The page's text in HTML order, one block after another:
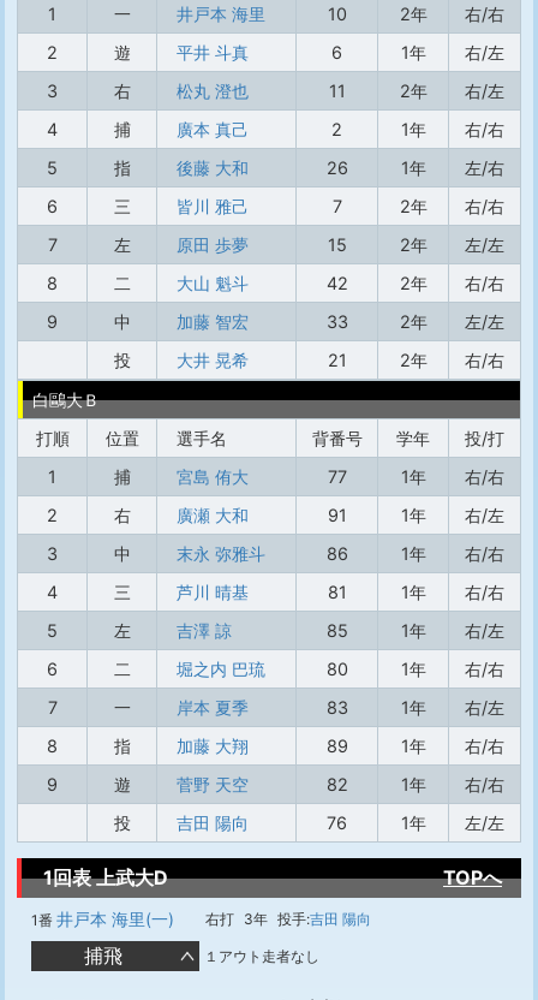
1
一 井戸本 海里 10 2年
右/右
2
遊 平井 斗真 6 1年
右/左
3
右 松丸 澄也 11 2年
右/左
4
捕 廣本 真己 2 1年
右/右
5
指 後藤 大和 26 1年
左/右
6
三 皆川 雅己 7 2年
右/右
7
左 原田 歩夢 15 2年
左/左
8
二 大山 魁斗 42 2年
右/右
9
中 加藤 智宏 33 2年
左/左
投
大井 晃希 21 2年
右/右
白鷗大Ｂ
打順
位置 選手名 背番号 学年
投/打
1
捕 宮島 侑大 77 1年
右/右
2
右 廣瀬 大和 91 1年
右/左
3
中 末永 弥雅斗 86 1年
右/右
4
三 芦川 晴基 81 1年
右/右
5
左 吉澤 諒 85 1年
右/左
6
二 堀之内 巴琉 80 1年
右/右
7
一 岸本 夏季 83 1年
右/左
8
指 加藤 大翔 89 1年
右/右
9
遊 菅野 天空 82 1年
右/右
投
吉田 陽向 76 1年 左/左
1回表 上武大D TOPへ
1番 井戸本 海里(一) 右打 3年 投手:吉田 陽向
捕飛 １アウト走者なし